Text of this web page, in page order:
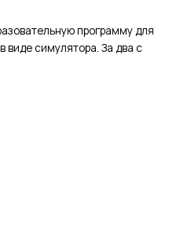
программу для
виде симулятора. За два с